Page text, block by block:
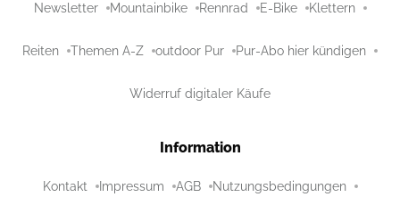
Newsletter Mountainbike Rennrad E-Bike Klettern
Reiten Themen A-Z outdoor Pur Pur-Abo hier kündigen
Widerruf digitaler Käufe
Information
Kontakt Impressum AGB Nutzungsbedingungen